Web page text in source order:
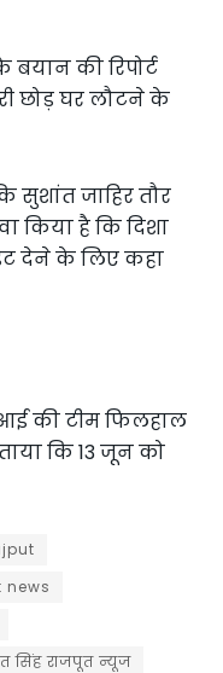
की रिपोर्ट
छोड़ घर लौटने के
सुशांत जाहिर तौर
किया है कि दिशा
देने के लिए कहा
की टीम फिलहाल
कि 13 जून को
news
सिंह राजपूत न्यूज